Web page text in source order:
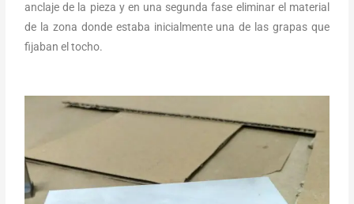
anclaje de la pieza y en una segunda fase eliminar el material
de la zona donde estaba inicialmente una de las grapas que
fijaban el tocho.